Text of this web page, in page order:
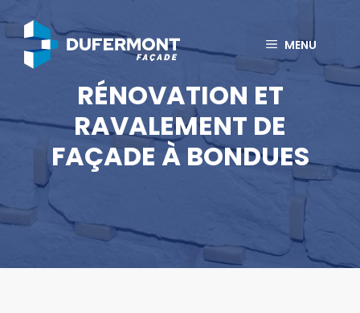
au
contenu
MENU
RÉNOVATION ET
RAVALEMENT DE
FAÇADE À BONDUES